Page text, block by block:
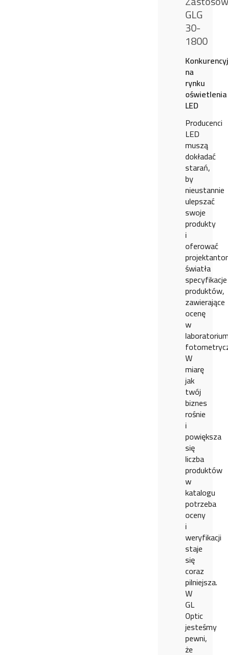
GLG
30-
1800
na
rynku
oświetlenia
LED
Producenci
LED
muszą
dokładać
starań,
by
nieustannie
ulepszać
swoje
produkty
i
oferować
światła
specyfikacje
produktów,
zawierające
ocenę
w
W
miarę
jak
twój
biznes
rośnie
i
powiększa
się
liczba
produktów
w
katalogu
potrzeba
oceny
i
weryfikacji
staje
się
coraz
pilniejsza.
W
GL
Optic
jesteśmy
pewni,
że